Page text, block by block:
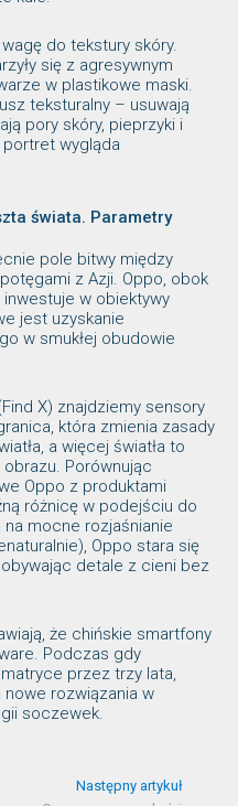
do tekstury skóry.
się z agresywnym
w plastikowe maski.
teksturalny – usuwają
pory skóry, pieprzyki i
wygląda
świata. Parametry
pole bitwy między
z Azji. Oppo, obok
w obiektywy
jest uzyskanie
w smukłej obudowie
X) znajdziemy sensory
która zmienia zasady
a więcej światła to
Porównując
Oppo z produktami
różnicę w podejściu do
mocne rozjaśnianie
Oppo stara się
detale z cieni bez
że chińskie smartfony
Podczas gdy
przez trzy lata,
rozwiązania w
soczewek.
Następny artykuł